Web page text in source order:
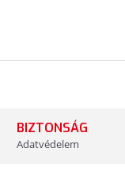
BIZTONSÁG
Adatvédelem